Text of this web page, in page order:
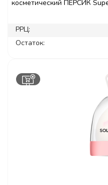
косметический ПЕРСИК
РРЦ:
Остаток: